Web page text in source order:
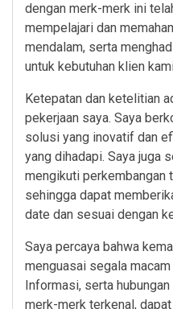
dengan merk-merk ini
mempelajari dan
mendalam, serta
untuk kebutuhan klien
Ketepatan dan ketelitian
pekerjaan saya. Saya
solusi yang inovatif dan
yang dihadapi. Saya juga
mengikuti perkembangan
sehingga dapat
date dan sesuai dengan
Saya percaya bahwa
menguasai segala
Informasi, serta
merk-merk terkenal,